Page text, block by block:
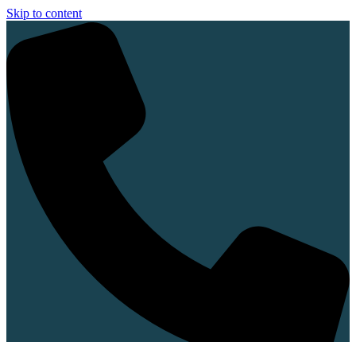
Skip to content